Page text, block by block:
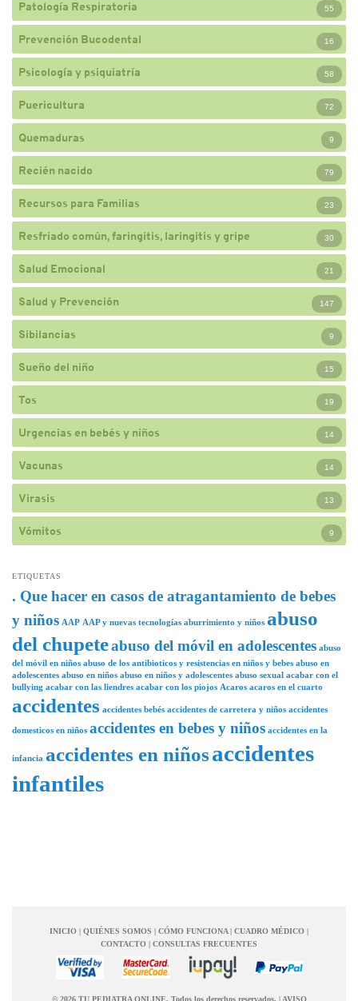
Patología Respiratoria 55
Prevención Bucodental 16
Psicología y psiquiatría 58
Puericultura 72
Quemaduras 9
Recién nacido 79
Recursos para Familias 23
Resfriado común, faringitis, laringitis y gripe 30
Salud Emocional 21
Salud y Prevención 147
Sibilancias 9
Sueño del niño 15
Tos 19
Urgencias en bebés y niños 14
Vacunas 14
Virasis 13
Vómitos 9
ETIQUETAS
. Que hacer en casos de atragantamiento de bebes
y niños AAP AAP y nuevas tecnologías aburrimiento y niños abuso
del chupeteabuso del móvil en adolescentes abuso
del móvil en niños abuso de los antibioticos y resistencias en niños y bebes abuso en
adolescentes abuso en niños abuso en niños y adolescentes abuso sexual acabar con el
bullying acabar con las liendres acabar con los piojos Acaros acaros en el cuarto
accidentes accidentes bebés accidentes de carretera y niños accidentes
domesticos en niños accidentes en bebes y niños accidentes en la
infancia accidentes en niñosaccidentes
infantiles
INICIO | QUIÉNES SOMOS | CÓMO FUNCIONA | CUADRO MÉDICO |
CONTACTO | CONSULTAS FRECUENTES
© 2026 TU PEDIATRA ONLINE. Todos los derechos reservados. | AVISO